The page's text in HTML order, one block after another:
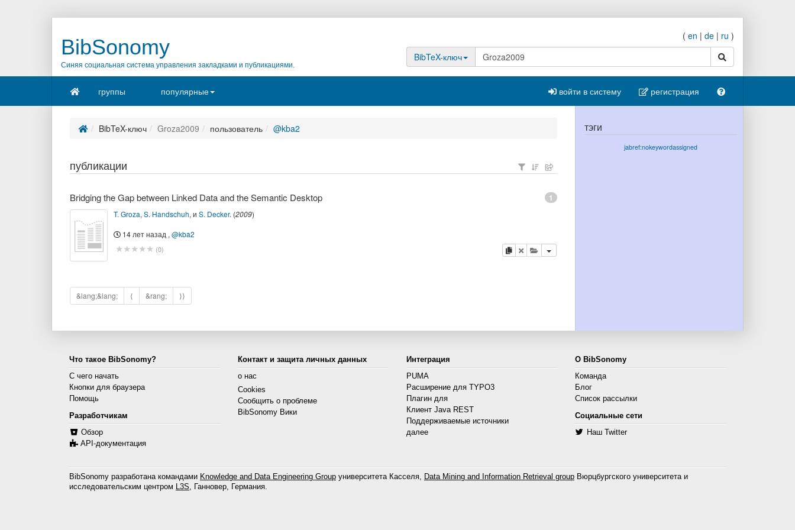
BibSonomy
Синяя социальная система управления закладками и публикациями.
( en | de | ru )
BibTeX-ключ
поиск
группы популярные войти в систему регистрация
BibTeX-ключ Groza2009 пользователь @kba2
публикации
1
Bridging the Gap between Linked Data and the Semantic Desktop
T. Groza, S. Handschuh, и S. Decker. (2009)
14 лет назад , @kba2
(0) копировать
удалитьдобавить публикацию в буфер
&lang;&lang; ⟨ &rang; ⟩⟩
тэги
jabref:nokeywordassigned
Что такое BibSonomy?
С чего начать
Кнопки для браузера
Помощь
Разработчикам
Обзор
API-документация
Контакт и защита личных данных
о нас
Cookies
Сообщить о проблеме
BibSonomy Вики
Интеграция
PUMA
Расширение для TYPO3
Плагин для
Клиент Java REST
Поддерживаемые источники
далее
О BibSonomy
Команда
Блог
Список рассылки
Социальные сети
Наш Twitter
BibSonomy разработана командами Knowledge and Data Engineering Group университета Касселя, Data Mining and Information Retrieval group Вюрцбургского университета и
исследовательским центром L3S, Ганновер, Германия.